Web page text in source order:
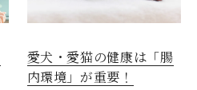
愛犬・愛猫の健康は「腸
内環境」が重要！